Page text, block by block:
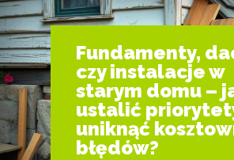
Fundamenty,
czy instalacje w
starym domu –
ustalić
uniknąć
błędów?